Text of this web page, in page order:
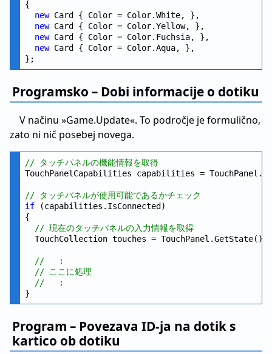
{
new Card { Color = Color.White, },
new Card { Color = Color.Yellow, },
new Card { Color = Color.Fuchsia, },
new Card { Color = Color.Aqua, },
Programsko – Dobi informacije o dotiku
V načinu »Game.Update«. To področje je formulično,
zato ni nič posebej novega.
// タッチパネルの機能情報を取得
TouchPanelCapabilities capabilities =
// タッチパネルが使用可能であるかチェック
if (capabilities.IsConnected)
{
// 現在のタッチパネルの入力情報を取得
  TouchCollection touches = TouchPanel.GetState();
//   :
// ここに処理
//   :
Program – Povezava ID-ja na dotik s
kartico ob dotiku